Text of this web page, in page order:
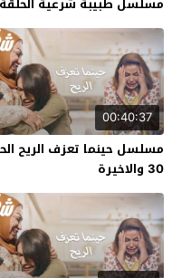
00:40:37
مسلسل حينما تعزف الريح
30 والاخيرة